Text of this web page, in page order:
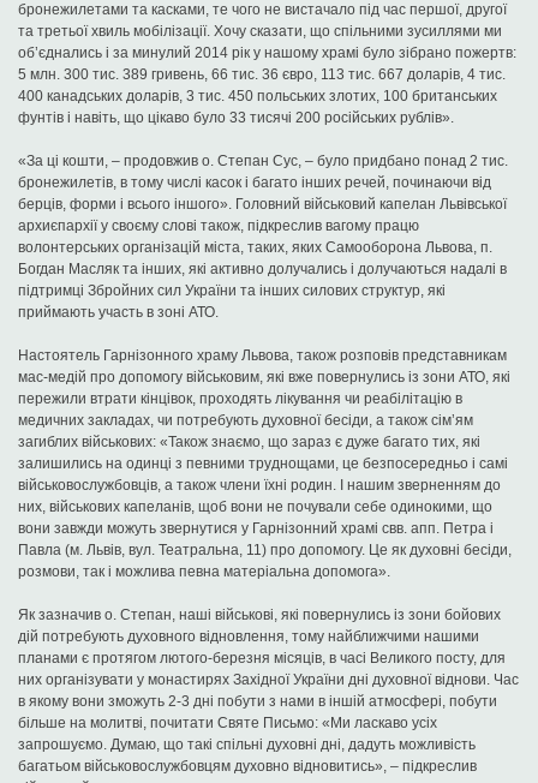
бронежилетами та касками, те чого не вистачало під час першої, другої
та третьої хвиль мобілізації. Хочу сказати, що спільними зусиллями ми
об’єднались і за минулий 2014 рік у нашому храмі було зібрано пожертв:
5 млн. 300 тис. 389 гривень, 66 тис. 36 євро, 113 тис. 667 доларів, 4 тис.
400 канадських доларів, 3 тис. 450 польських злотих, 100 британських
фунтів і навіть, що цікаво було 33 тисячі 200 російських рублів».
«За ці кошти, – продовжив о. Степан Сус, – було придбано понад 2 тис.
бронежилетів, в тому числі касок і багато інших речей, починаючи від
берців, форми і всього іншого». Головний військовий капелан Львівської
архиєпархії у своєму слові також, підкреслив вагому працю
волонтерських організацій міста, таких, яких Самооборона Львова, п.
Богдан Масляк та інших, які активно долучались і долучаються надалі в
підтримці Збройних сил України та інших силових структур, які
приймають участь в зоні АТО.
Настоятель Гарнізонного храму Львова, також розповів представникам
мас-медій про допомогу військовим, які вже повернулись із зони АТО, які
пережили втрати кінцівок, проходять лікування чи реабілітацію в
медичних закладах, чи потребують духовної бесіди, а також сім’ям
загиблих військових: «Також знаємо, що зараз є дуже багато тих, які
залишились на одинці з певними труднощами, це безпосередньо і самі
військовослужбовців, а також члени їхні родин. І нашим зверненням до
них, військових капеланів, щоб вони не почували себе одинокими, що
вони завжди можуть звернутися у Гарнізонний храмі свв. апп. Петра і
Павла (м. Львів, вул. Театральна, 11) про допомогу. Це як духовні бесіди,
розмови, так і можлива певна матеріальна допомога».
Як зазначив о. Степан, наші військові, які повернулись із зони бойових
дій потребують духовного відновлення, тому найближчими нашими
планами є протягом лютого-березня місяців, в часі Великого посту, для
них організувати у монастирях Західної України дні духовної віднови. Час
в якому вони зможуть 2-3 дні побути з нами в іншій атмосфері, побути
більше на молитві, почитати Святе Письмо: «Ми ласкаво усіх
запрошуємо. Думаю, що такі спільні духовні дні, дадуть можливість
багатьом військовослужбовцям духовно відновитись», – підкреслив